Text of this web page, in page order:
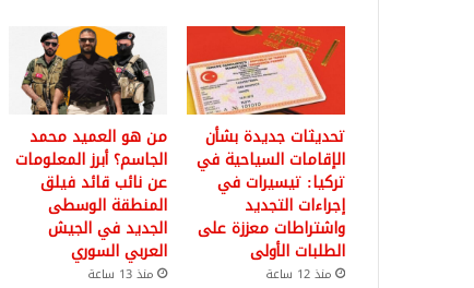
تحديثات جديدة بشأن
الإقامات السياحية في
تركيا: تيسيرات في
إجراءات التجديد
واشتراطات معززة على
الطلبات الأولى
منذ 12 ساعة
من هو العميد محمد
الجاسم؟ أبرز المعلومات
عن نائب قائد فيلق
المنطقة الوسطى
الجديد في الجيش
العربي السوري
منذ 13 ساعة